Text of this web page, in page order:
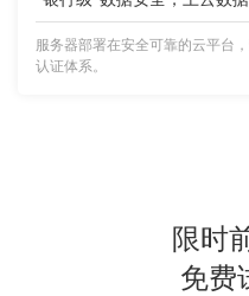
服务器部署在安全可靠的云平台
认证体系。
限时
免费